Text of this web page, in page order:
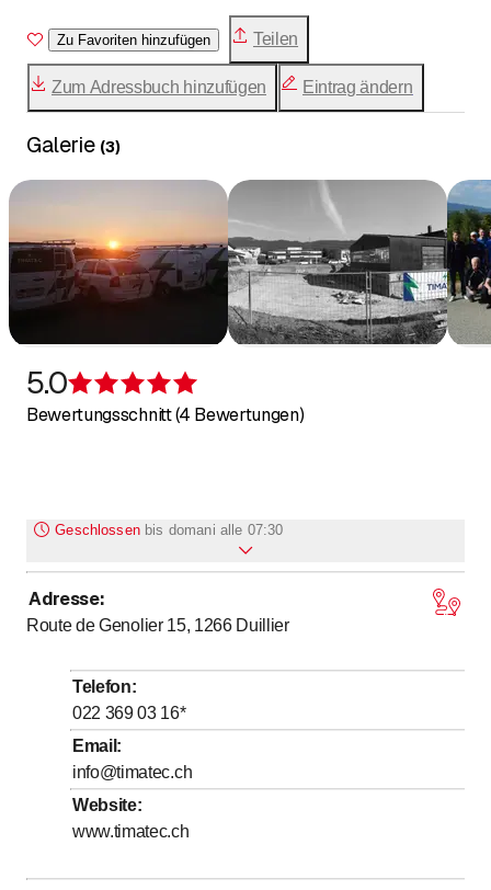
Reparatur von Stark- und Schwachstromanlagen sowie die
Kontrolle von Niederspannungsanlagen. Der Firmensitz
befindet sich in Duillier, jedoch erstreckt sich der
Tätigkeitsbereich auf die gesamte Region Nyon und
dynamischen Team, das stets ein offenes Ohr für seine
Zu Favoriten hinzufügen Teilen
Zum Adressbuch hinzufügen Eintrag ändern
Galerie (3)
5.0
Bewertungsschnitt (4 Bewertungen)
Geschlossen bis domani alle 07:30
Montag
30
Dienstag
7:30 - bis
12
Mittwoch
7:30- bis
12:00/ 13:00- bis
16:30
Donnerstag
Freitag
Samstag
Sonntag
Adresse:
Route de Genolier 15, 1266 Duillier
Telefon:
022 369 03 16*
Email :
info@timatec.ch
Website:
www.timatec.ch